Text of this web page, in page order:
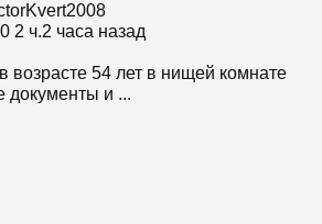
2 ч.2 часа назад
54 лет в нищей комнате
документы и ...